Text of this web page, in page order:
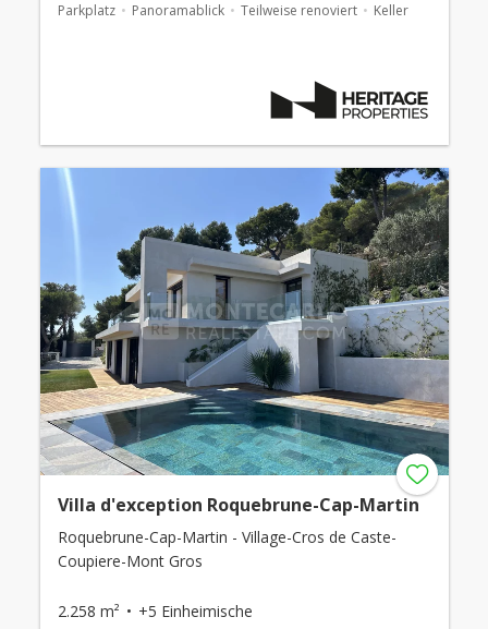
Parkplatz Panoramablick Teilweise renoviert Keller
Villa d'exception Roquebrune-Cap-Martin
Roquebrune-Cap-Martin - Village-Cros de Caste-
Coupiere-Mont Gros
2.258 m² +5 Einheimische